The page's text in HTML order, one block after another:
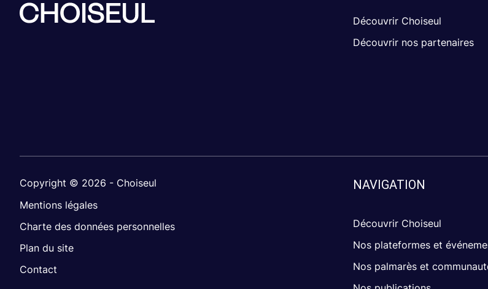
Découvrir Choiseul
Découvrir nos partenaires
Copyright © 2026 - Choiseul
Mentions légales
Charte des données personnelles
Plan du site
Contact
NAVIGATION
Découvrir Choiseul
Nos plateformes et
Nos palmarès et